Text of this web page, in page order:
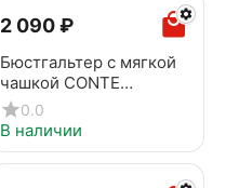
2 090₽
Бюстгальтер с мягкой
чашкой CONTE
AUTOGRAPH RB6177
нюд
0.0
В наличии